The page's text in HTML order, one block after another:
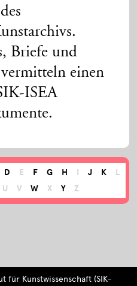
Briefe und
einen
ISEA
D E F G H I J K
L
U V W X Y Z
für Kunstwissenschaft (SIK-